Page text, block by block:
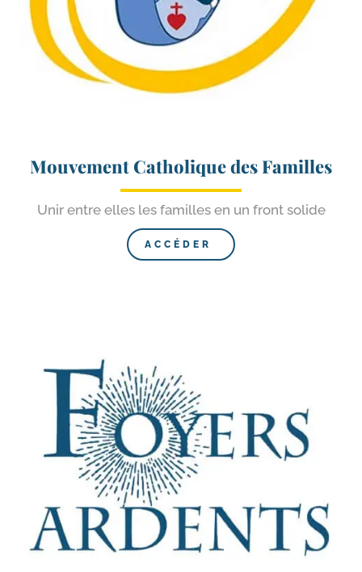
Mouvement Catholique des Familles
Unir entre elles les familles en un front solide
ACCÉDER